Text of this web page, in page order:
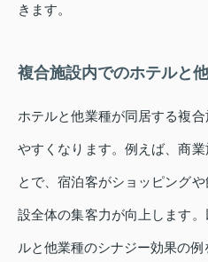
きます。
複合施設内でのホテルと
ホテルと他業種が同居する複
やすくなります。例えば、商
とで、宿泊客がショッピング
設全体の集客力が向上します
ルと他業種のシナジー効果の例